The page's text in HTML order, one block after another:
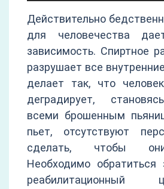
Действительно
для человечества
зависимость. Спиртное
разрушает все
делает так, что
деградирует,
всеми брошенным
пьет, отсутствуют
сделать, чтобы
Необходимо